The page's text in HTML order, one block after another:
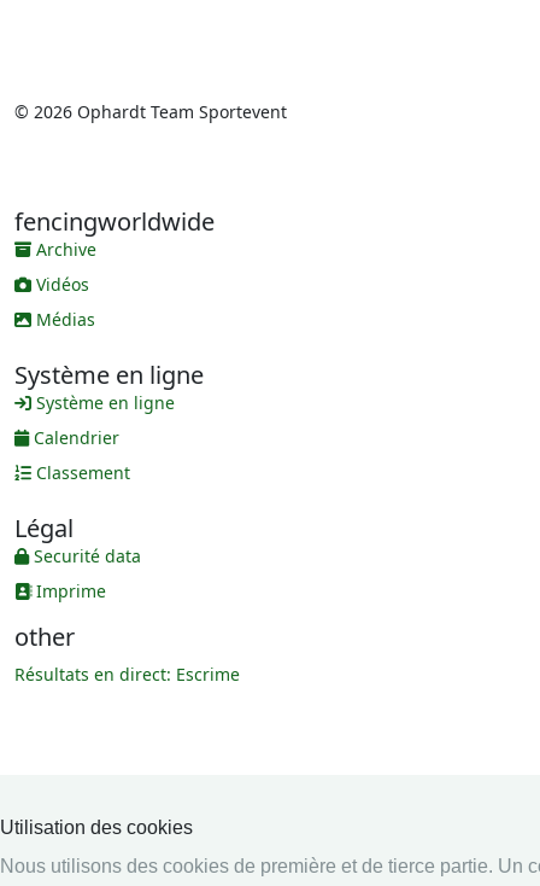
Utilisation des cookies
Nous utilisons des cookies de première et de tierce partie. Un
© 2026 Ophardt Team Sportevent
fencingworldwide
Archive
Vidéos
Médias
Système en ligne
Système en ligne
Calendrier
Classement
Légal
Securité data
Imprime
other
Résultats en direct: Escrime